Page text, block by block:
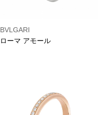
BVLGARI
ローマ アモール